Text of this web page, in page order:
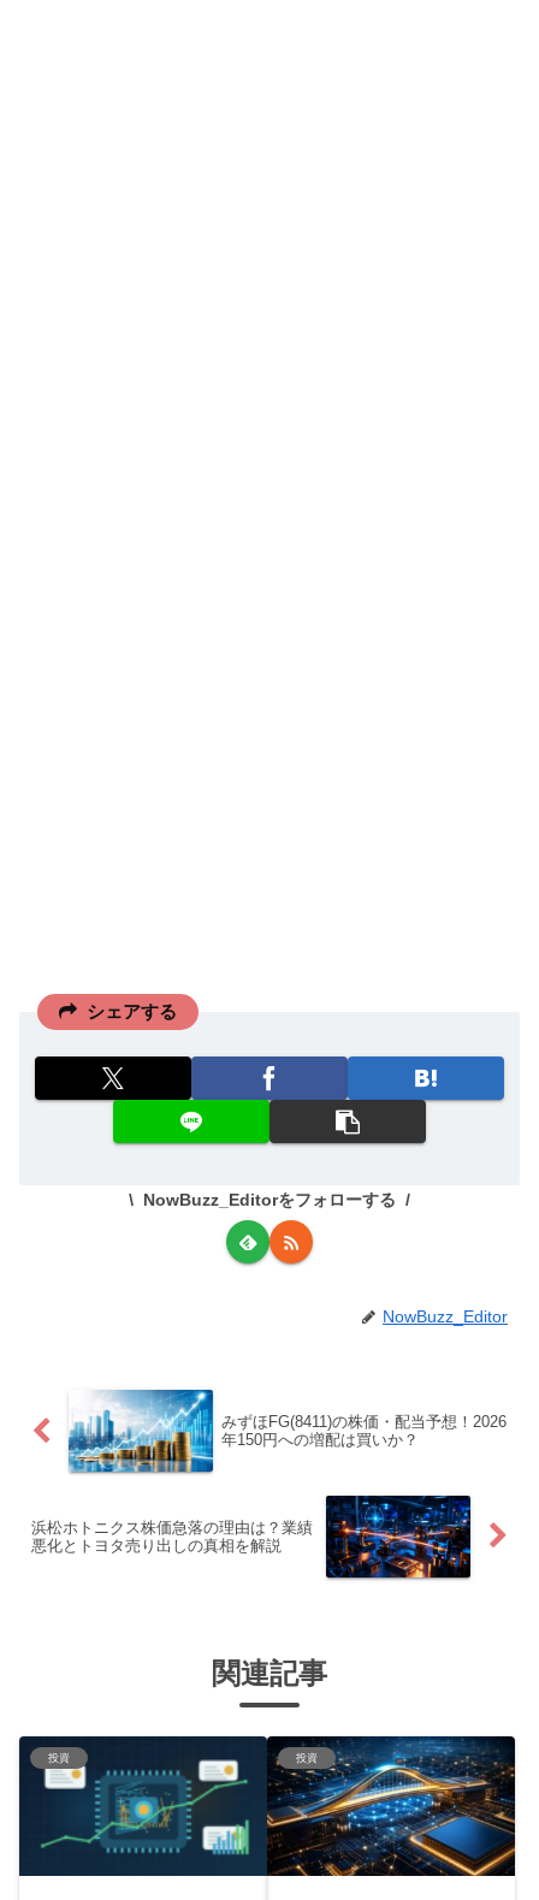
シェアする
NowBuzz_Editorをフォローする
NowBuzz_Editor
みずほFG(8411)の株価・配当予想！2026
年150円への増配は買いか？
浜松ホトニクス株価急落の理由は？業績
悪化とトヨタ売り出しの真相を解説
関連記事
投資 投資